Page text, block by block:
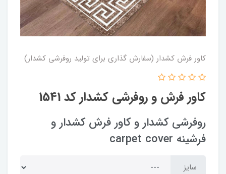
کاور فرش کشدار (سفارش گذاری برای تولید روفرشی کشدار)
کاور فرش و روفرشی کشدار کد 1541
روفرشی کشدار و کاور فرش کشدار و
فرشینه carpet cover
سایز